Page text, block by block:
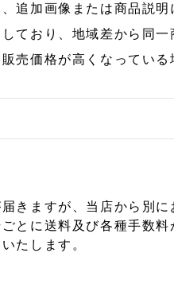
追加画像または商品説明
ており、地域差から同
売価格が高くなってい
きますが、当店から別
とに送料及び各種手数
たします。